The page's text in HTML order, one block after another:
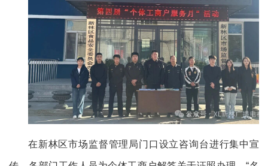
在新林区市场监督管理局门口设立咨询台进行集中宣